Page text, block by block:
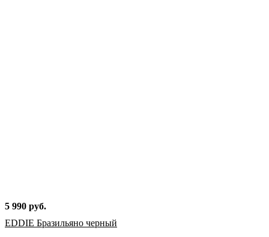
5 990 руб.
EDDIE Бразильяно черный